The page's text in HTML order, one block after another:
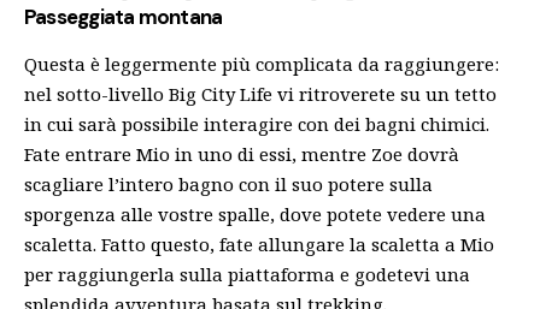
Passeggiata montana
Questa è leggermente più complicata da raggiungere:
nel sotto-livello Big City Life vi ritroverete su un tetto
in cui sarà possibile interagire con dei bagni chimici.
Fate entrare Mio in uno di essi, mentre Zoe dovrà
scagliare l’intero bagno con il suo potere sulla
sporgenza alle vostre spalle, dove potete vedere una
scaletta. Fatto questo, fate allungare la scaletta a Mio
per raggiungerla sulla piattaforma e godetevi una
splendida avventura basata sul trekking.